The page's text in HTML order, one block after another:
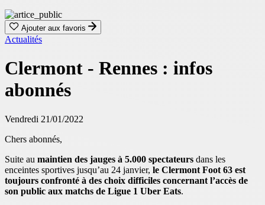
Ajouter aux favoris
Actualités
Clermont - Rennes : infos
abonnés
Vendredi 21/01/2022
Chers abonnés,
Suite au maintien des jauges à 5.000 spectateurs dans les
enceintes sportives jusqu’au 24 janvier, le Clermont Foot 63 est
toujours confronté à des choix difficiles concernant l’accès de
son public aux matchs de Ligue 1 Uber Eats.